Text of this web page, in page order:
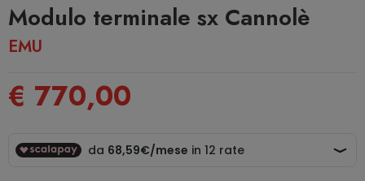
Modulo terminale sx Cannolè
EMU
€ 770,00